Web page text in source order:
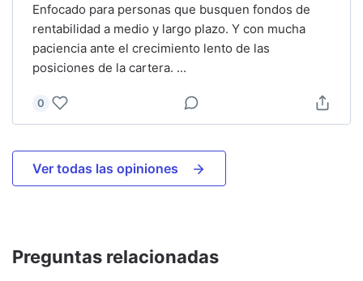
Enfocado para personas que busquen fondos de
rentabilidad a medio y largo plazo. Y con mucha
paciencia ante el crecimiento lento de las
posiciones de la cartera. ...
0
Ver todas las opiniones
Preguntas relacionadas